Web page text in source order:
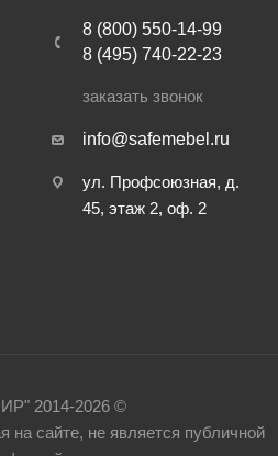
8 (800) 550-14-99
8 (495) 740-22-23
заказать звонок
info@safemebel.ru
ул. Профсоюзная, д.
45, этаж 2, оф. 2
2014-2026 ©
сайте, не является публичной